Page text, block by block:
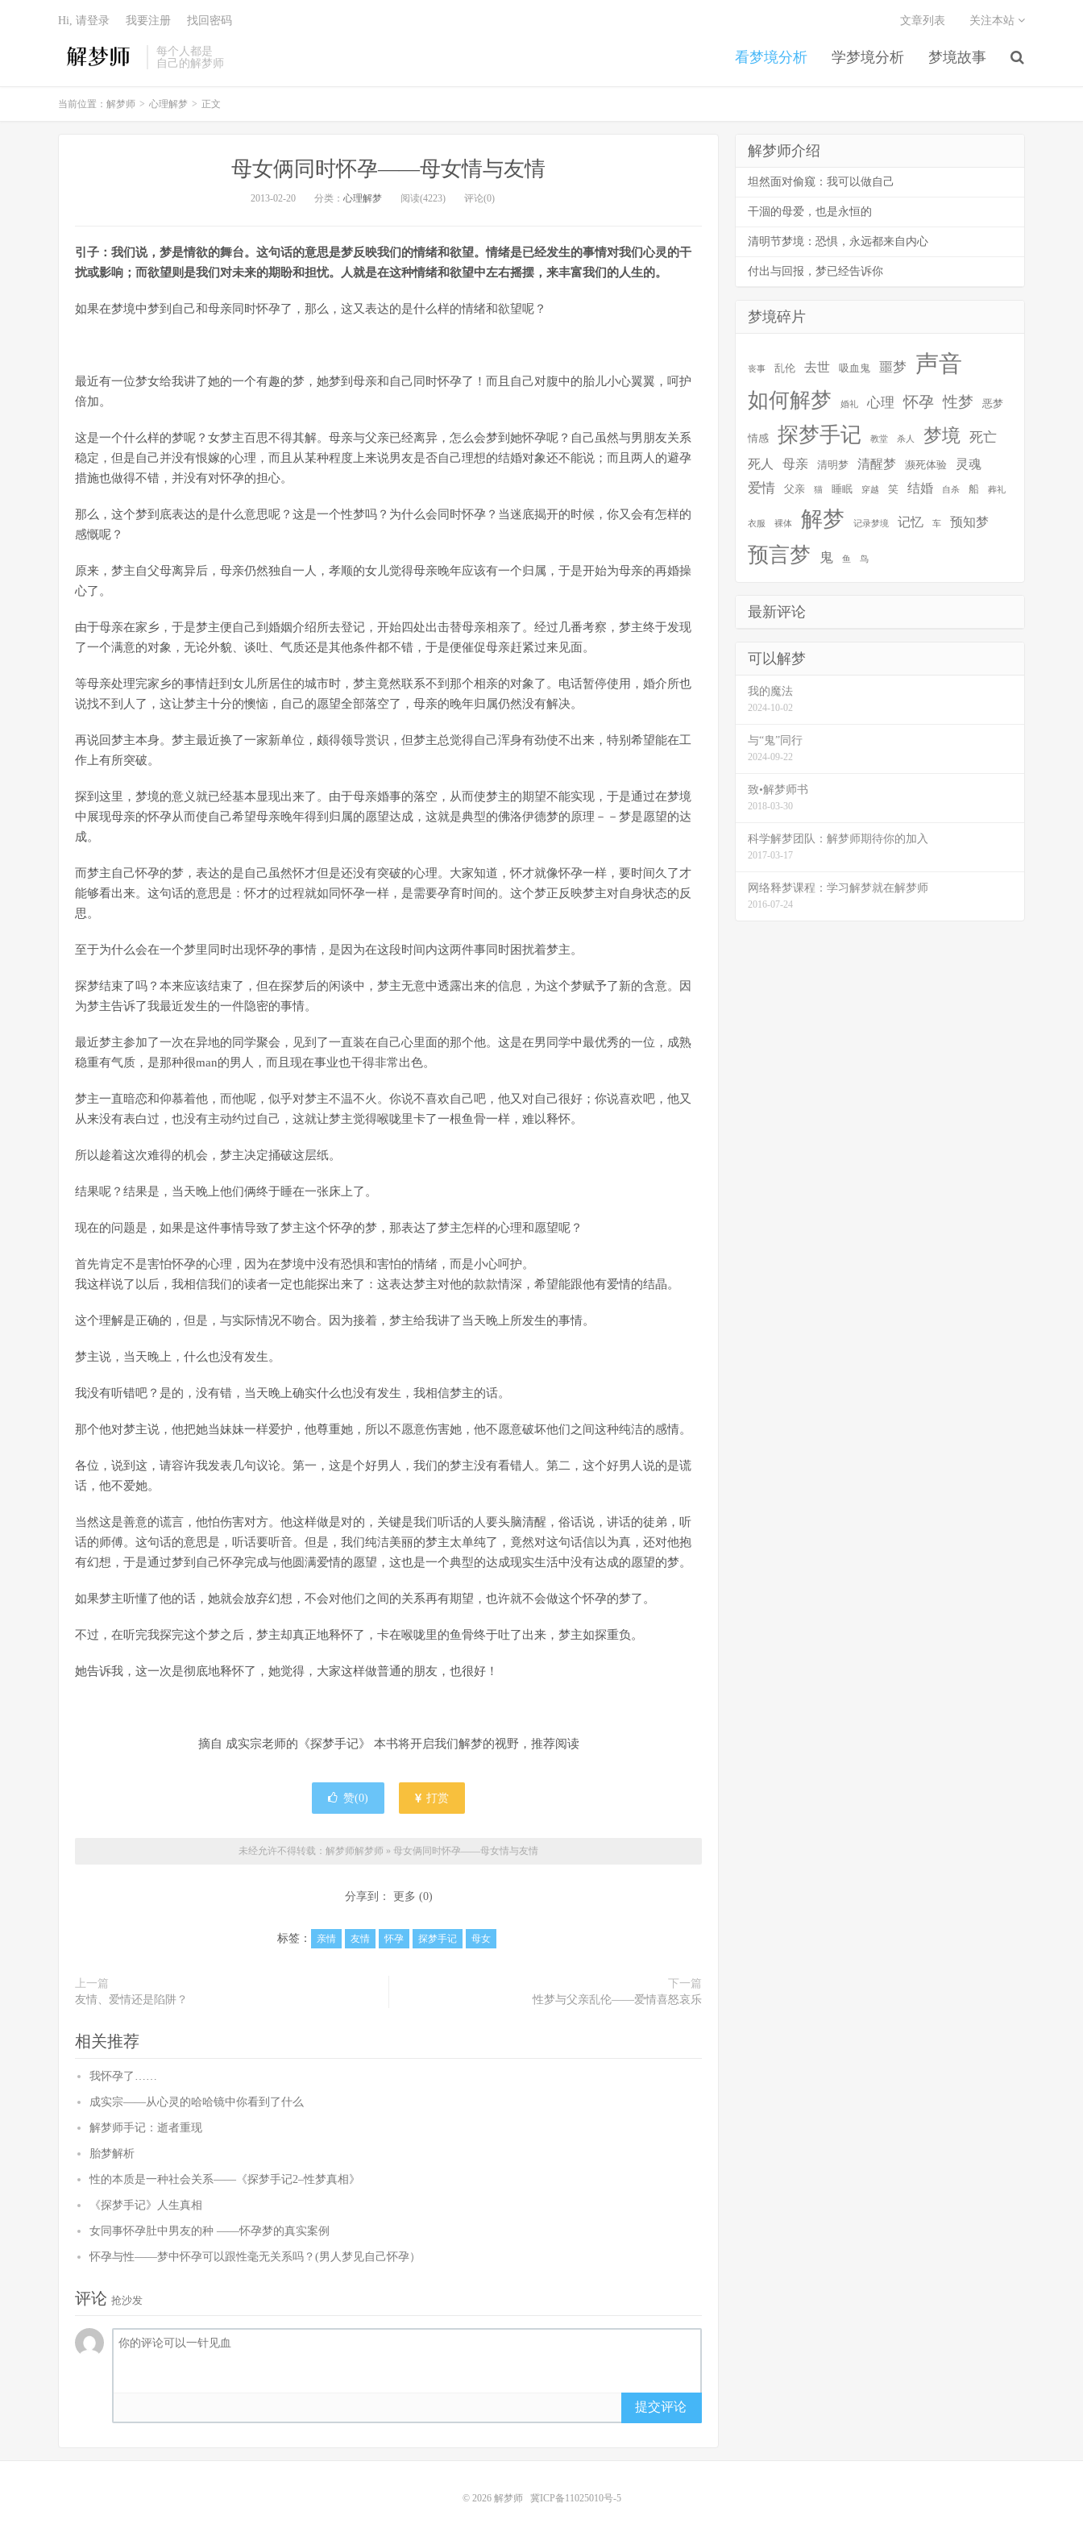
每个人都是
自己的解梦师
看梦境分析 学梦境分析 梦境故事
文章列表 关注本站
Hi, 请登录 我要注册 找回密码
当前位置： 解梦师 > 心理解梦 > 正文
母女俩同时怀孕——母女情与友情
2013-02-20 分类： 心理解梦 阅读(4223) 评论(0)
引子：我们说，梦是情欲的舞台。这句话的意思是梦反映我们的情绪和欲望。情绪是已经发生的事情对我们心灵的干
扰或影响；而欲望则是我们对未来的期盼和担忧。人就是在这种情绪和欲望中左右摇摆，来丰富我们的人生的。
如果在梦境中梦到自己和母亲同时怀孕了，那么，这又表达的是什么样的情绪和欲望呢？
最近有一位梦女给我讲了她的一个有趣的梦，她梦到母亲和自己同时怀孕了！而且自己对腹中的胎儿小心翼翼，呵护
倍加。
这是一个什么样的梦呢？女梦主百思不得其解。母亲与父亲已经离异，怎么会梦到她怀孕呢？自己虽然与男朋友关系
稳定，但是自己并没有恨嫁的心理，而且从某种程度上来说男友是否自己理想的结婚对象还不能说；而且两人的避孕
措施也做得不错，并没有对怀孕的担心。
那么，这个梦到底表达的是什么意思呢？这是一个性梦吗？为什么会同时怀孕？当迷底揭开的时候，你又会有怎样的
感慨呢？
原来，梦主自父母离异后，母亲仍然独自一人，孝顺的女儿觉得母亲晚年应该有一个归属，于是开始为母亲的再婚操
心了。
由于母亲在家乡，于是梦主便自己到婚姻介绍所去登记，开始四处出击替母亲相亲了。经过几番考察，梦主终于发现
了一个满意的对象，无论外貌、谈吐、气质还是其他条件都不错，于是便催促母亲赶紧过来见面。
等母亲处理完家乡的事情赶到女儿所居住的城市时，梦主竟然联系不到那个相亲的对象了。电话暂停使用，婚介所也
说找不到人了，这让梦主十分的懊恼，自己的愿望全部落空了，母亲的晚年归属仍然没有解决。
再说回梦主本身。梦主最近换了一家新单位，颇得领导赏识，但梦主总觉得自己浑身有劲使不出来，特别希望能在工
作上有所突破。
探到这里，梦境的意义就已经基本显现出来了。由于母亲婚事的落空，从而使梦主的期望不能实现，于是通过在梦境
中展现母亲的怀孕从而使自己希望母亲晚年得到归属的愿望达成，这就是典型的佛洛伊德梦的原理－－梦是愿望的达
成。
而梦主自己怀孕的梦，表达的是自己虽然怀才但是还没有突破的心理。大家知道，怀才就像怀孕一样，要时间久了才
能够看出来。这句话的意思是：怀才的过程就如同怀孕一样，是需要孕育时间的。这个梦正反映梦主对自身状态的反
思。
至于为什么会在一个梦里同时出现怀孕的事情，是因为在这段时间内这两件事同时困扰着梦主。
探梦结束了吗？本来应该结束了，但在探梦后的闲谈中，梦主无意中透露出来的信息，为这个梦赋予了新的含意。因
为梦主告诉了我最近发生的一件隐密的事情。
最近梦主参加了一次在异地的同学聚会，见到了一直装在自己心里面的那个他。这是在男同学中最优秀的一位，成熟
稳重有气质，是那种很man的男人，而且现在事业也干得非常出色。
梦主一直暗恋和仰慕着他，而他呢，似乎对梦主不温不火。你说不喜欢自己吧，他又对自己很好；你说喜欢吧，他又
从来没有表白过，也没有主动约过自己，这就让梦主觉得喉咙里卡了一根鱼骨一样，难以释怀。
所以趁着这次难得的机会，梦主决定捅破这层纸。
结果呢？结果是，当天晚上他们俩终于睡在一张床上了。
现在的问题是，如果是这件事情导致了梦主这个怀孕的梦，那表达了梦主怎样的心理和愿望呢？
首先肯定不是害怕怀孕的心理，因为在梦境中没有恐惧和害怕的情绪，而是小心呵护。
我这样说了以后，我相信我们的读者一定也能探出来了：这表达梦主对他的款款情深，希望能跟他有爱情的结晶。
这个理解是正确的，但是，与实际情况不吻合。因为接着，梦主给我讲了当天晚上所发生的事情。
梦主说，当天晚上，什么也没有发生。
我没有听错吧？是的，没有错，当天晚上确实什么也没有发生，我相信梦主的话。
那个他对梦主说，他把她当妹妹一样爱护，他尊重她，所以不愿意伤害她，他不愿意破坏他们之间这种纯洁的感情。
各位，说到这，请容许我发表几句议论。第一，这是个好男人，我们的梦主没有看错人。第二，这个好男人说的是谎
话，他不爱她。
当然这是善意的谎言，他怕伤害对方。他这样做是对的，关键是我们听话的人要头脑清醒，俗话说，讲话的徒弟，听
话的师傅。这句话的意思是，听话要听音。但是，我们纯洁美丽的梦主太单纯了，竟然对这句话信以为真，还对他抱
有幻想，于是通过梦到自己怀孕完成与他圆满爱情的愿望，这也是一个典型的达成现实生活中没有达成的愿望的梦。
如果梦主听懂了他的话，她就会放弃幻想，不会对他们之间的关系再有期望，也许就不会做这个怀孕的梦了。
不过，在听完我探完这个梦之后，梦主却真正地释怀了，卡在喉咙里的鱼骨终于吐了出来，梦主如探重负。
她告诉我，这一次是彻底地释怀了，她觉得，大家这样做普通的朋友，也很好！
摘自 成实宗老师的《探梦手记》 本书将开启我们解梦的视野，推荐阅读
赞(0) 打赏
未经允许不得转载：解梦师解梦师 » 母女俩同时怀孕——母女情与友情
分享到： 更多 (0)
标签： 亲情 友情 怀孕 探梦手记 母女
上一篇
友情、爱情还是陷阱？
下一篇
性梦与父亲乱伦——爱情喜怒哀乐
相关推荐
我怀孕了……
成实宗——从心灵的哈哈镜中你看到了什么
解梦师手记：逝者重现
胎梦解析
性的本质是一种社会关系——《探梦手记2–性梦真相》
《探梦手记》人生真相
女同事怀孕肚中男友的种 ——怀孕梦的真实案例
怀孕与性——梦中怀孕可以跟性毫无关系吗？(男人梦见自己怀孕）
评论 抢沙发
提交评论
解梦师介绍
坦然面对偷窥：我可以做自己
干涸的母爱，也是永恒的
清明节梦境：恐惧，永远都来自内心
付出与回报，梦已经告诉你
梦境碎片
丧事 乱伦 去世 吸血鬼 噩梦 声音
如何解梦 婚礼 心理 怀孕 性梦 恶梦
情感 探梦手记 教堂 杀人 梦境 死亡
死人 母亲 清明梦 清醒梦 濒死体验 灵魂
爱情 父亲 猫 睡眠 穿越 笑 结婚 自杀 船 葬礼
衣服 裸体 解梦 记录梦境 记忆 车 预知梦
预言梦 鬼 鱼 鸟
最新评论
可以解梦
我的魔法
2024-10-02
与“鬼”同行
2024-09-22
致•解梦师书
2018-03-30
科学解梦团队：解梦师期待你的加入
2017-03-17
网络释梦课程：学习解梦就在解梦师
2016-07-24
© 2026 解梦师 冀ICP备11025010号-5